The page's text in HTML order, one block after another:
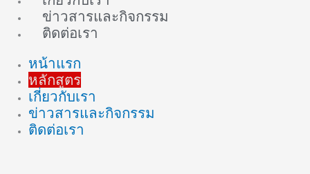
ข่าวสารและกิจกรรม
ติดต่อเรา
หน้าแรก
หลักสูตร
เกี่ยวกับเรา
ข่าวสารและกิจกรรม
ติดต่อเรา